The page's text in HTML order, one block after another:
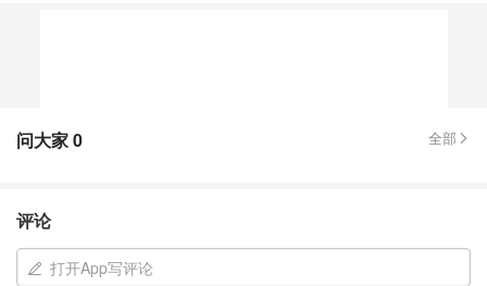
问大家0 全部
评论
打开App写评论